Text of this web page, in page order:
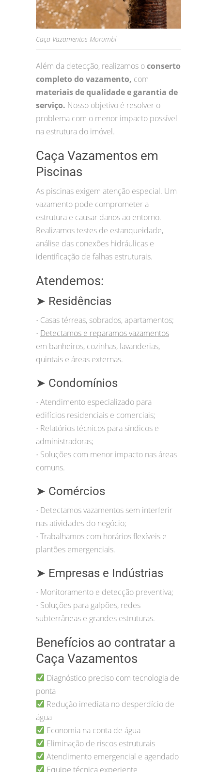
Caça Vazamentos Morumbi
Além da detecção, realizamos oconserto
completo do vazamento, com
materiais de qualidade e garantia de
serviço. Nosso objetivo é resolver o
problema com o menor impacto possível
na estrutura do imóvel.
Caça Vazamentos em
Piscinas
As piscinas exigem atenção especial. Um
vazamento pode comprometer a
estrutura e causar danos ao entorno.
Realizamos testes de estanqueidade,
análise das conexões hidráulicas e
identificação de falhas estruturais.
Atendemos:
➤ Residências
• Casas térreas, sobrados, apartamentos;
• Detectamos e reparamos vazamentos
em banheiros, cozinhas, lavanderias,
quintais e áreas externas.
➤ Condomínios
• Atendimento especializado para
edifícios residenciais e comerciais;
• Relatórios técnicos para síndicos e
administradoras;
• Soluções com menor impacto nas áreas
comuns.
➤ Comércios
• Detectamos vazamentos sem interferir
nas atividades do negócio;
• Trabalhamos com horários flexíveis e
plantões emergenciais.
➤ Empresas e Indústrias
• Monitoramento e detecção preventiva;
• Soluções para galpões, redes
subterrâneas e grandes estruturas.
Benefícios ao contratar a
Caça Vazamentos
Diagnóstico preciso com tecnologia de
ponta
Redução imediata no desperdício de
água
Economia na conta de água
Eliminação de riscos estruturais
Atendimento emergencial e agendado
Equipe técnica experiente